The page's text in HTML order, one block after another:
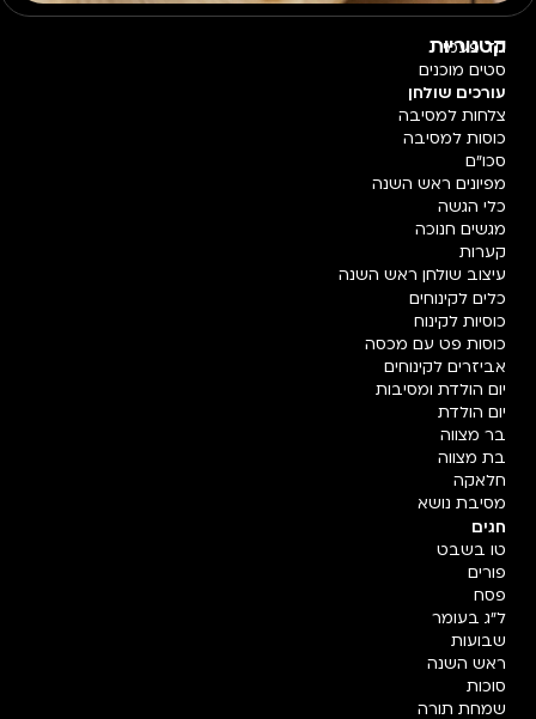
קטגוריות
חד פעמי
סטים מוכנים
עורכים שולחן
צלחות למסיבה
כוסות למסיבה
סכו"ם
מפיונים ראש השנה
כלי הגשה
מגשים חנוכה
קערות
עיצוב שולחן ראש השנה
כלים לקינוחים
כוסיות לקינוח
כוסות פט עם מכסה
אביזרים לקינוחים
יום הולדת ומסיבות
יום הולדת
בר מצווה
בת מצווה
חלאקה
מסיבת נושא
חגים
טו בשבט
פורים
פסח
ל"ג בעומר
שבועות
ראש השנה
סוכות
שמחת תורה